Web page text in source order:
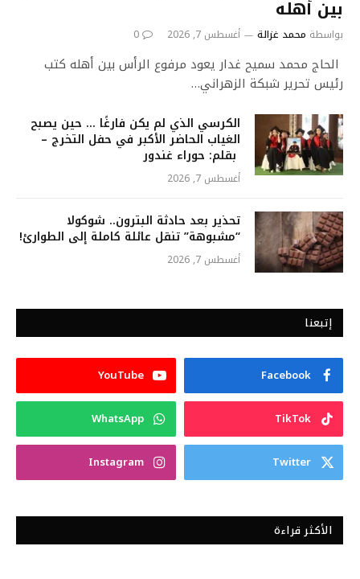
بين أهله
بواسطة محمد غزالة أغسطس 7, 2026 0
الحاج محمد سميح غدار يعود مرفوع الرأس بين أهله كتب
رئيس تحرير شبكة الزهراني…
الكرسي الذي لم يكن فارغًا … حين يصبح
الغياب الحاضر الأكبر في حفل التخرج –
بقلم: حوراء غندور
أغسطس 7, 2026
تحذير بعد حادثة البترون.. شوكولا
“مشبوهة” تنقل عائلة كاملة إلى الطوارئ!
أغسطس 7, 2026
إتبعنا
Facebook
YouTube
TikTok
WhatsApp
Twitter
Instagram
الأكثر قراءة